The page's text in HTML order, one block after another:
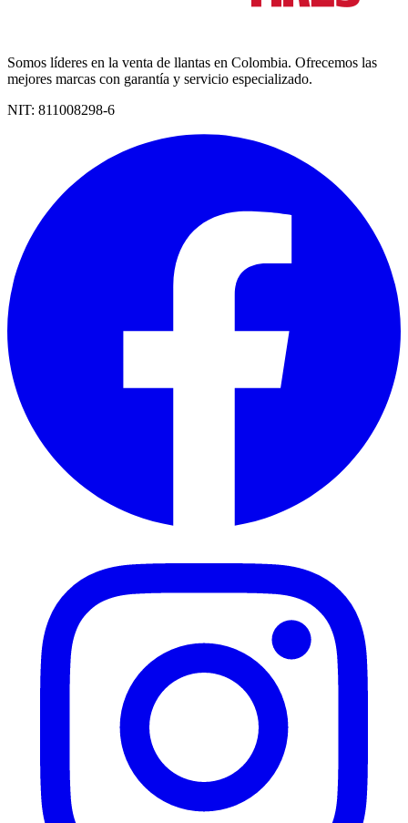
Somos líderes en la venta de llantas en Colombia. Ofrecemos las
mejores marcas con garantía y servicio especializado.
NIT: 811008298-6